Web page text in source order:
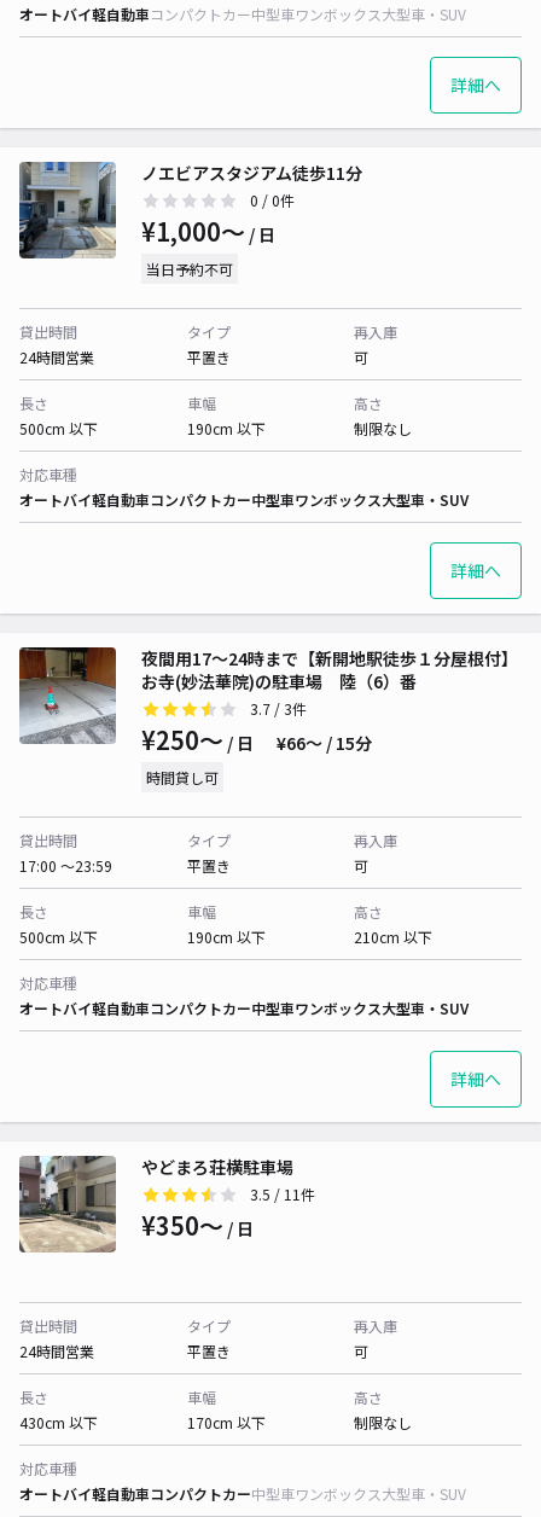
オートバイ軽自動車コンパクトカー中型車ワンボックス大型車・SUV
詳細へ
ノエビアスタジアム徒歩11分
0 / 0件
¥1,000〜 / 日
当日予約不可
貸出時間
24時間営業
タイプ
平置き
再入庫
可
長さ
500cm 以下
車幅
190cm 以下
高さ
制限なし
対応車種
オートバイ軽自動車コンパクトカー中型車ワンボックス大型車・SUV
詳細へ
夜間用17〜24時まで【新開地駅徒歩１分屋根付】
お寺(妙法華院)の駐車場 陸（6）番
3.7 / 3件
¥250〜 / 日 ¥66〜 / 15分
時間貸し可
貸出時間
17:00 〜23:59
タイプ
平置き
再入庫
可
長さ
500cm 以下
車幅
190cm 以下
高さ
210cm 以下
対応車種
オートバイ軽自動車コンパクトカー中型車ワンボックス大型車・SUV
詳細へ
やどまろ荘横駐車場
3.5 / 11件
¥350〜 / 日
貸出時間
24時間営業
タイプ
平置き
再入庫
可
長さ
430cm 以下
車幅
170cm 以下
高さ
制限なし
対応車種
オートバイ軽自動車コンパクトカー中型車ワンボックス大型車・SUV